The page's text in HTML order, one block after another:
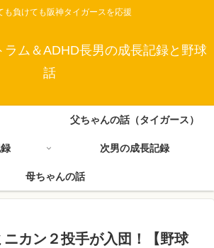
も負けても阪神タイガースを応援
ラム＆ADHD長男の成長記録と野球
話
父ちゃんの話（タイガース）
次男の成長記録
母ちゃんの話
カン２投手が入団！【野球